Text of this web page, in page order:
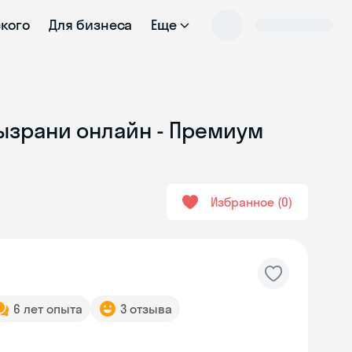
Для бизнеса Еще
онлайн - Премиум
Избранное 0
6 лет опыта 3 отзыва